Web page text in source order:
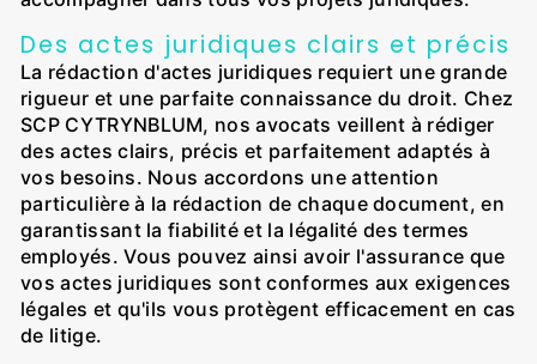
Des actes juridiques clairs et précis
La rédaction d'actes juridiques requiert une grande
rigueur et une parfaite connaissance du droit. Chez
SCP CYTRYNBLUM, nos avocats veillent à rédiger
des actes clairs, précis et parfaitement adaptés à
vos besoins. Nous accordons une attention
particulière à la rédaction de chaque document, en
garantissant la fiabilité et la légalité des termes
employés. Vous pouvez ainsi avoir l'assurance que
vos actes juridiques sont conformes aux exigences
légales et qu'ils vous protègent efficacement en cas
de litige.